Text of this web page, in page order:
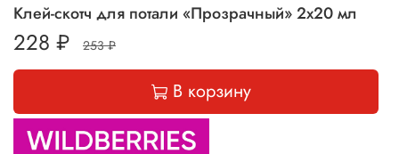
Клей-скотч для потали «Прозрачный» 2х20 мл
228 ₽ 253 ₽
В корзину